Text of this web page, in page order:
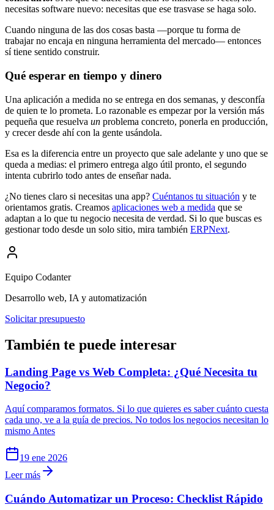
necesitas software nuevo: necesitas que ese trasvase se haga solo.
Cuando ninguna de las dos cosas basta —porque tu forma de
trabajar no encaja en ninguna herramienta del mercado— entonces
sí tiene sentido construir.
Qué esperar en tiempo y dinero
Una aplicación a medida no se entrega en dos semanas, y desconfía
de quien te lo prometa. Lo razonable es empezar por la versión más
pequeña que resuelva un problema concreto, ponerla en producción,
y crecer desde ahí con la gente usándola.
Esa es la diferencia entre un proyecto que sale adelante y uno que se
queda a medias: el primero entrega algo útil pronto, el segundo
intenta cubrirlo todo antes de enseñar nada.
¿No tienes claro si necesitas una app? Cuéntanos tu situación y te
orientamos gratis. Creamos aplicaciones web a medida que se
adaptan a lo que tu negocio necesita de verdad. Si lo que buscas es
gestionar todo desde un solo sitio, mira también ERPNext.
Equipo Codanter
Desarrollo web, IA y automatización
Solicitar presupuesto
También te puede interesar
Landing Page vs Web Completa: ¿Qué Necesita tu
Negocio?
Aquí comparamos formatos. Si lo que quieres es saber cuánto cuesta
cada uno, ve a la guía de precios. No todos los negocios necesitan lo
mismo Antes
19 ene 2026
Leer más
Cuándo Automatizar un Proceso: Checklist Rápido